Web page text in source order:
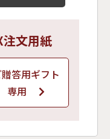
注文用紙
贈答用ギフト
専用